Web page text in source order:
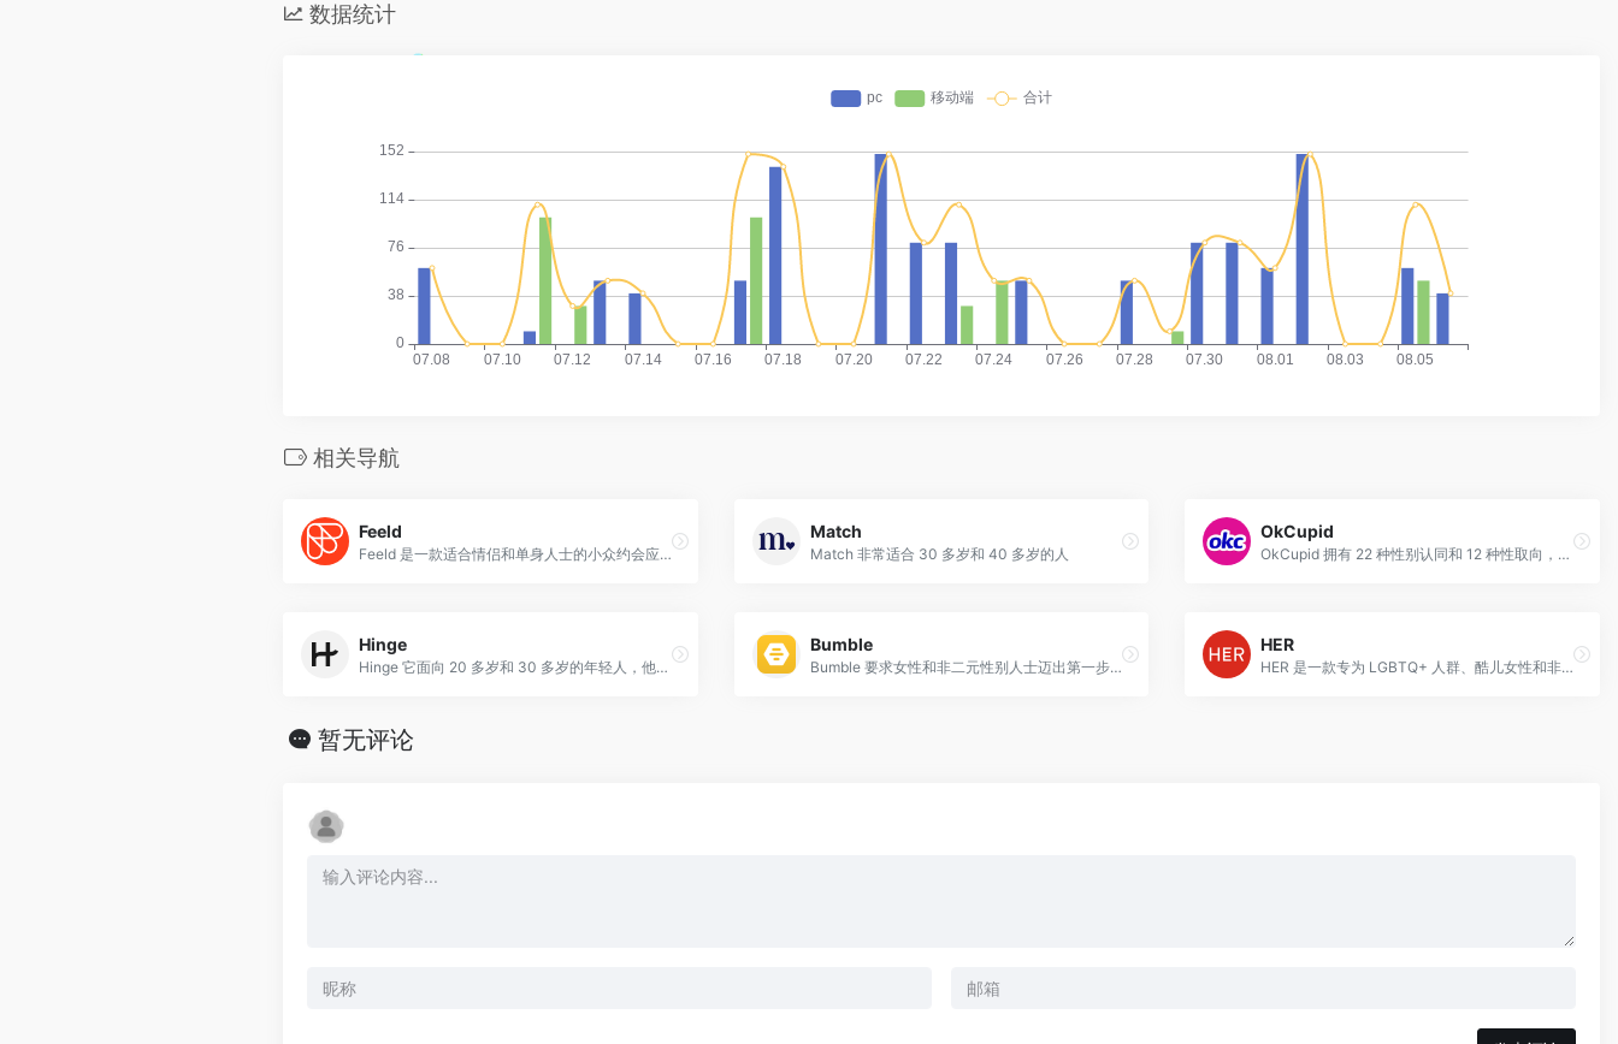
数据统计
相关导航
Feeld
Feeld 是一款适合情侣和单身人士的小众约会应用程序
Match
Match 非常适合 30 多岁和 40 多岁的人
OkCupid
OkCupid 拥有 22 种性别认同和 12 种性取向，欢迎各种性别认同和性取向的人们。
Hinge
Hinge 它面向 20 多岁和 30 多岁的年轻人，他们厌倦了刷卡并有兴趣开始真正的对话。
Bumble
Bumble 要求女性和非二元性别人士迈出第一步，让她们有更多权力选择与谁交谈以及何时交谈。
HER
HER 是一款专为 LGBTQ+ 人群、酷儿女性和非二元性别人士设计的约会应用程序
暂无评论